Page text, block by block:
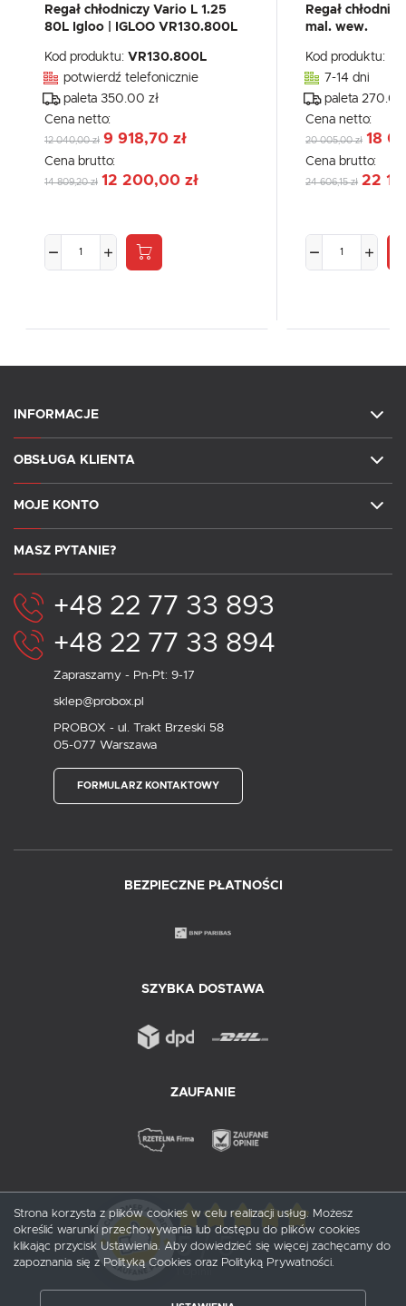
Regał chłodniczy Vario L 1.25
80L Igloo | IGLOO VR130.800L
Kod produktu: VR130.800L
potwierdź telefonicznie
paleta 350.00 zł
Cena netto:
12 040,00 zł 9 918,70 zł
Cena brutto:
14 809,20 zł 12 200,00 zł
Regał
mal. wew.
Kod produktu:
7-14 dni
paleta 270.00
Cena netto:
20 005,00 zł 18
Cena brutto:
24 606,15 zł 22
INFORMACJE
OBSŁUGA KLIENTA
MOJE KONTO
MASZ PYTANIE?
+48 22 77 33 893
+48 22 77 33 894
Zapraszamy - Pn-Pt: 9-17
sklep@probox.pl
PROBOX - ul. Trakt Brzeski 58
05-077 Warszawa
FORMULARZ KONTAKTOWY
BEZPIECZNE PŁATNOŚCI
SZYBKA DOSTAWA
ZAUFANIE
5/ 5
Strona korzysta z plików cookies w celu realizacji usług. Możesz
określić warunki przechowywania lub dostępu do plików cookies
klikając przycisk Ustawienia. Aby dowiedzieć się więcej zachęcamy do
zapoznania się z Polityką Cookies oraz Polityką Prywatności.